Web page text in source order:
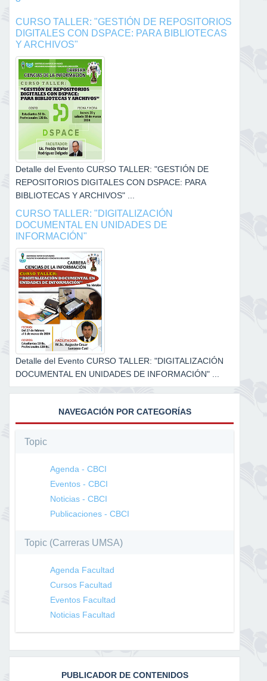
CURSO TALLER: "GESTIÓN DE REPOSITORIOS
DIGITALES CON DSPACE: PARA BIBLIOTECAS
Y ARCHIVOS"
Detalle del Evento CURSO TALLER: "GESTIÓN DE
REPOSITORIOS DIGITALES CON DSPACE: PARA
BIBLIOTECAS Y ARCHIVOS" ...
CURSO TALLER: "DIGITALIZACIÓN
DOCUMENTAL EN UNIDADES DE
INFORMACIÓN"
Detalle del Evento CURSO TALLER: "DIGITALIZACIÓN
DOCUMENTAL EN UNIDADES DE INFORMACIÓN" ...
NAVEGACIÓN POR CATEGORÍAS
Topic
Agenda - CBCI
Eventos - CBCI
Noticias - CBCI
Publicaciones - CBCI
Topic (Carreras UMSA)
Agenda Facultad
Cursos Facultad
Eventos Facultad
Noticias Facultad
PUBLICADOR DE CONTENIDOS